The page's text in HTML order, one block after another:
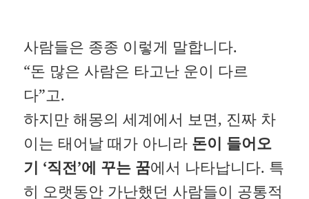
사람들은 종종 이렇게 말합니다.
“돈 많은 사람은 타고난 운이 다르
다”고.
하지만 해몽의 세계에서 보면, 진짜 차
이는 태어날 때가 아니라 돈이 들어오
기 ‘직전’에 꾸는 꿈에서 나타납니다. 특
히 오랫동안 가난했던 사람들이 공통적